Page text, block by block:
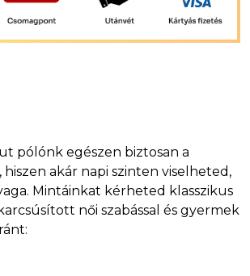
pólónk egészen biztosan a
hiszen akár napi szinten viselheted,
Mintáinkat kérheted klasszikus
női szabással és gyermek